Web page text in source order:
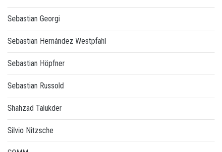
Sebastian Georgi
Sebastian Hernández Westpfahl
Sebastian Höpfner
Sebastian Russold
Shahzad Talukder
Silvio Nitzsche